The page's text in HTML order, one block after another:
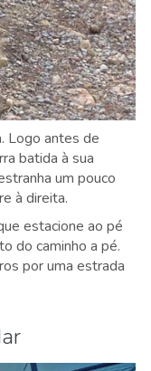
Logo antes de
batida à sua
um pouco
à direita.
estacione ao pé
do caminho a pé.
por uma estrada